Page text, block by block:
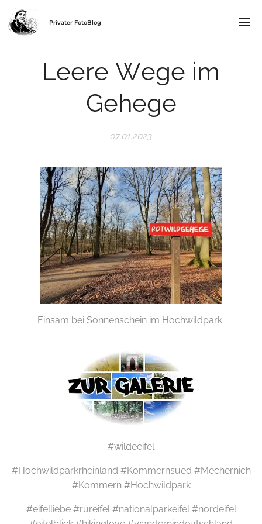
Privater FotoBlog
Leere Wege im
Gehege
07.01.2023
Einsam bei Sonnenschein im Hochwildpark
#wildeeifel
#Hochwildparkrheinland #Kommernsued #Mechernich
#Kommern #Hochwildpark
#eifelliebe #rureifel #nationalparkeifel #nordeifel